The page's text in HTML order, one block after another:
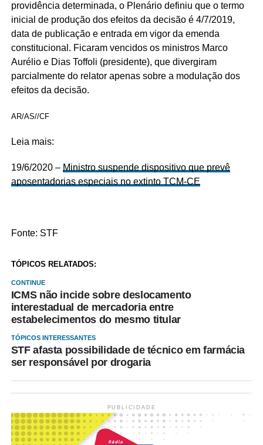
providência determinada, o Plenário definiu que o termo
inicial de produção dos efeitos da decisão é 4/7/2019,
data de publicação e entrada em vigor da emenda
constitucional. Ficaram vencidos os ministros Marco
Aurélio e Dias Toffoli (presidente), que divergiram
parcialmente do relator apenas sobre a modulação dos
efeitos da decisão.
AR/AS//CF
Leia mais:
19/6/2020 – Ministro suspende dispositivo que prevê
aposentadorias especiais no extinto TCM-CE
Fonte: STF
TÓPICOS RELATADOS:
CONTINUE
ICMS não incide sobre deslocamento
interestadual de mercadoria entre
estabelecimentos do mesmo titular
TÓPICOS INTERESSANTES
STF afasta possibilidade de técnico em farmácia
ser responsável por drogaria
PUBLICIDADE